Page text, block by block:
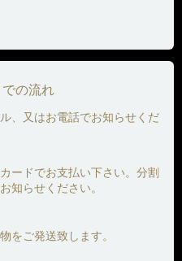
の流れ
、又はお電話でお知らせくだ
ードでお支払い下さい。 分割
知らせください。
をご発送致します。